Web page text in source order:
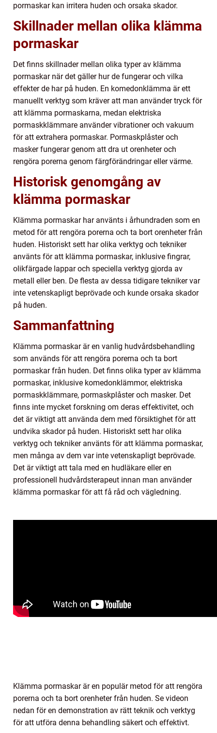
pormaskar kan irritera huden och orsaka skador.
Skillnader mellan olika klämma
pormaskar
Det finns skillnader mellan olika typer av klämma
pormaskar när det gäller hur de fungerar och vilka
effekter de har på huden. En komedonklämma är ett
manuellt verktyg som kräver att man använder tryck för
att klämma pormaskarna, medan elektriska
pormaskklämmare använder vibrationer och vakuum
för att extrahera pormaskar. Pormaskplåster och
masker fungerar genom att dra ut orenheter och
rengöra porerna genom färgförändringar eller värme.
Historisk genomgång av
klämma pormaskar
Klämma pormaskar har använts i århundraden som en
metod för att rengöra porerna och ta bort orenheter från
huden. Historiskt sett har olika verktyg och tekniker
använts för att klämma pormaskar, inklusive fingrar,
olikfärgade lappar och speciella verktyg gjorda av
metall eller ben. De flesta av dessa tidigare tekniker var
inte vetenskapligt beprövade och kunde orsaka skador
på huden.
Sammanfattning
Klämma pormaskar är en vanlig hudvårdsbehandling
som används för att rengöra porerna och ta bort
pormaskar från huden. Det finns olika typer av klämma
pormaskar, inklusive komedonklämmor, elektriska
pormaskklämmare, pormaskplåster och masker. Det
finns inte mycket forskning om deras effektivitet, och
det är viktigt att använda dem med försiktighet för att
undvika skador på huden. Historiskt sett har olika
verktyg och tekniker använts för att klämma pormaskar,
men många av dem var inte vetenskapligt beprövade.
Det är viktigt att tala med en hudläkare eller en
professionell hudvårdsterapeut innan man använder
klämma pormaskar för att få råd och vägledning.
Klämma pormaskar är en populär metod för att rengöra
porerna och ta bort orenheter från huden. Se videon
nedan för en demonstration av rätt teknik och verktyg
för att utföra denna behandling säkert och effektivt.